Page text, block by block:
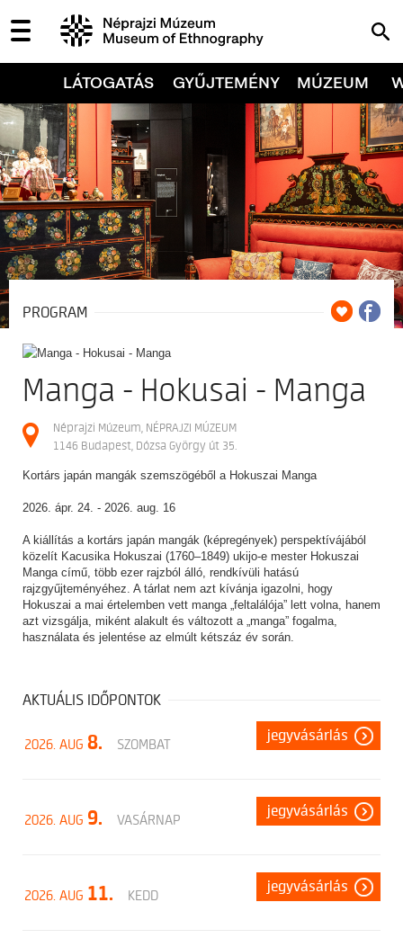
LÁTOGATÁS GYŰJTEMÉNY MÚZEUM
PROGRAM
Manga - Hokusai - Manga
Néprajzi Múzeum, NÉPRAJZI MÚZEUM
1146 Budapest, Dózsa György út 35.
Kortárs japán mangák szemszögéből a Hokuszai Manga
2026. ápr. 24. - 2026. aug. 16
A kiállítás a kortárs japán mangák (képregények) perspektívájából
közelít Kacusika Hokuszai (1760–1849) ukijo-e mester Hokuszai
Manga című, több ezer rajzból álló, rendkívüli hatású
rajzgyűjteményéhez. A tárlat nem azt kívánja igazolni, hogy
Hokuszai a mai értelemben vett manga „feltalálója” lett volna, hanem
azt vizsgálja, miként alakult és változott a „manga” fogalma,
használata és jelentése az elmúlt kétszáz év során.
AKTUÁLIS IDŐPONTOK
2026. AUG 8. SZOMBAT
jegyvásárlás
2026. AUG 9. VASÁRNAP
jegyvásárlás
2026. AUG 11. KEDD
jegyvásárlás